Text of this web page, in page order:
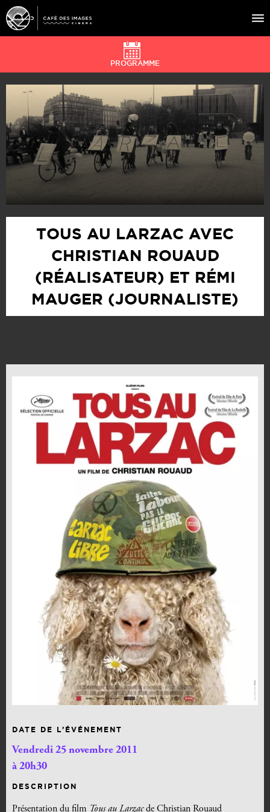
À L’AFFICHE
ÉVÉNEMENTS
CAFÉ DU CINÉ
PRATIQUE
ÉDUCATION AUX IMAGES
PROGRAMME
TOUS AU LARZAC AVEC
CHRISTIAN ROUAUD
(RÉALISATEUR) ET RÉMI
MAUGER (JOURNALISTE)
DATE DE L’ÉVÉNEMENT
Vendredi 25 novembre 2011
à 20h30
DESCRIPTION
Présentation du film Tous au Larzacde Christian Rouaud